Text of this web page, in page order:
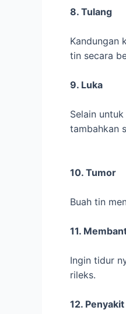
8. Tulang
Kandungan
tin secara
9. Luka
Selain
tambahkan
10. Tumor
Buah tin
11.
Ingin tidur
rileks.
12.